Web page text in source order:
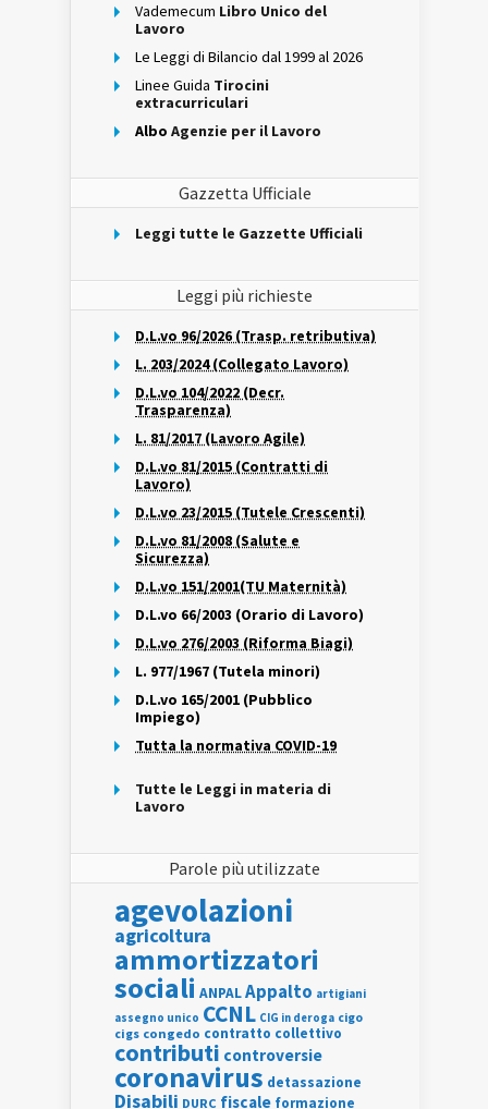
Vademecum Libro Unico del
Lavoro
Le Leggi di Bilancio dal 1999 al 2026
Linee Guida Tirocini
extracurriculari
Albo Agenzie per il Lavoro
Gazzetta Ufficiale
Leggi tutte le Gazzette Ufficiali
Leggi più richieste
D.L.vo 96/2026 (Trasp. retributiva)
L. 203/2024 (Collegato Lavoro)
D.L.vo 104/2022 (Decr.
Trasparenza)
L. 81/2017 (Lavoro Agile)
D.L.vo 81/2015 (Contratti di
Lavoro)
D.L.vo 23/2015 (Tutele Crescenti)
D.L.vo 81/2008 (Salute e
Sicurezza)
D.L.vo 151/2001(TU Maternità)
D.L.vo 66/2003 (Orario di Lavoro)
D.L.vo 276/2003 (Riforma Biagi)
L. 977/1967 (Tutela minori)
D.L.vo 165/2001 (Pubblico
Impiego)
Tutta la normativa COVID-19
Tutte le Leggi in materia di
Lavoro
Parole più utilizzate
agevolazioni
agricoltura
ammortizzatori
sociali ANPALAppalto artigiani
assegno unico CCNL CIG in deroga cigo
cigs congedo contratto collettivo
contributi controversie
coronavirus detassazione
Disabili DURC fiscale formazione